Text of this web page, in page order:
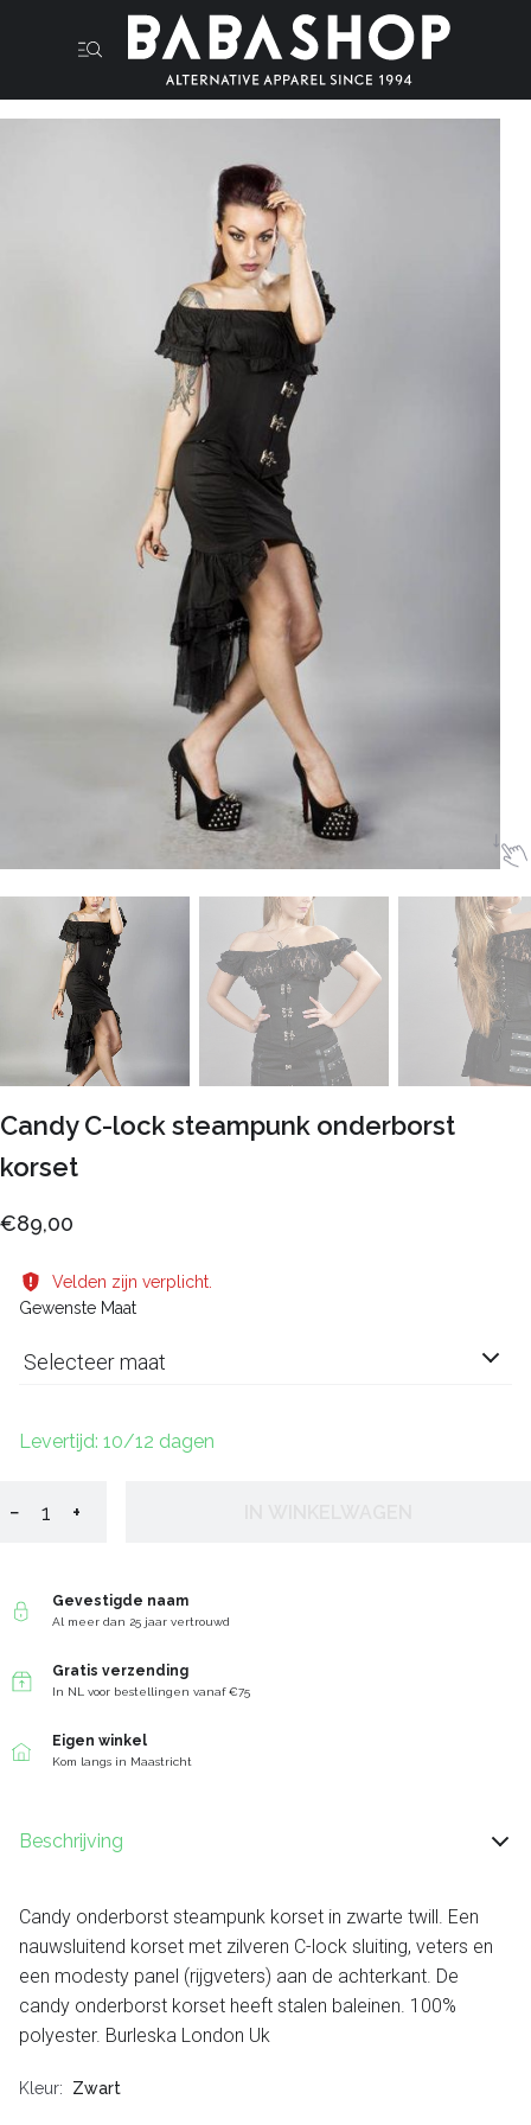
Candy C-lock steampunk onderborst
korset
€89,00
Velden zijn verplicht.
Gewenste Maat
Selecteer maat
Levertijd: 10/12 dagen
− +
Gevestigde naam
Al meer dan 25 jaar vertrouwd
Gratis verzending
In NL voor bestellingen vanaf €75
Eigen winkel
Kom langs in Maastricht
Beschrijving
Candy onderborst steampunk korset in zwarte twill. Een
nauwsluitend korset met zilveren C-lock sluiting, veters en
een modesty panel (rijgveters) aan de achterkant. De
candy onderborst korset heeft stalen baleinen. 100%
polyester. Burleska London Uk
Kleur Zwart